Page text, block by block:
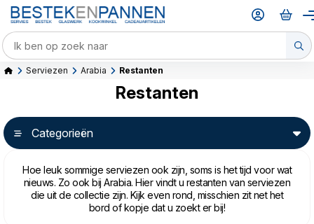
Serviezen Arabia Restanten
Restanten
Categorieën
Hoe leuk sommige serviezen ook zijn, soms is het tijd voor wat
nieuws. Zo ook bij Arabia. Hier vindt u restanten van serviezen
die uit de collectie zijn. Kijk even rond, misschien zit net het
bord of kopje dat u zoekt er bij!